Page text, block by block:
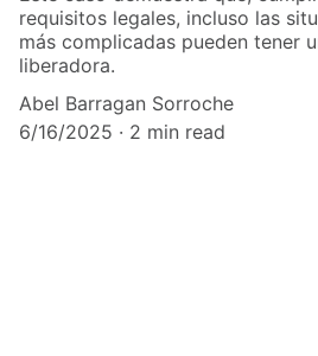
requisitos legales, incluso las
más complicadas pueden tener
liberadora.
Abel Barragan Sorroche
6/16/2025
2 min read